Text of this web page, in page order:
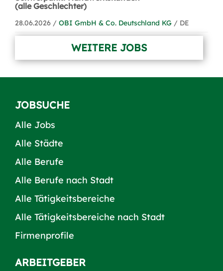
(alle Geschlechter)
28.06.2026 / OBI GmbH & Co. Deutschland KG / DE
WEITERE JOBS
JOBSUCHE
Alle Jobs
Alle Städte
Alle Berufe
Alle Berufe nach Stadt
Alle Tätigkeitsbereiche
Alle Tätigkeitsbereiche nach Stadt
Firmenprofile
ARBEITGEBER